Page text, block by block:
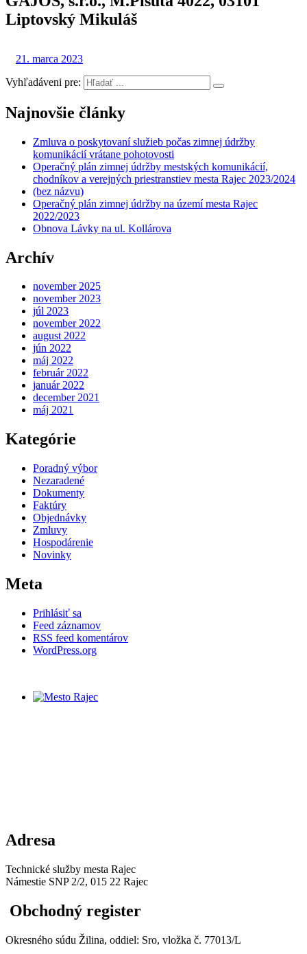
Liptovský Mikuláš
21. marca 2023
Vyhľadáveni pre:
Najnovšie články
Zmluva o poskytovaní služieb počas zimnej údržby
komunikácií vrátane pohotovosti
Operačný plán zimnej údržby mestských komunikácií,
chodníkov a verejných priestranstiev mesta Rajec 2023/2024
(bez názvu)
Operačný plán zimnej údržby na území mesta Rajec
2022/2023
Obnova Lávky na ul. Kollárova
Archív
november 2025
november 2023
júl 2023
november 2022
august 2022
jún 2022
máj 2022
február 2022
január 2022
december 2021
máj 2021
Kategórie
Poradný výbor
Nezaradené
Dokumenty
Faktúry
Objednávky
Zmluvy
Hospodárenie
Novinky
Meta
Prihlásiť sa
Feed záznamov
RSS feed komentárov
WordPress.org
Adresa
Technické služby mesta Rajec
Námestie SNP 2/2, 015 22 Rajec
Obchodný register
Okresného súdu Žilina, oddiel: Sro, vložka č. 77013/L